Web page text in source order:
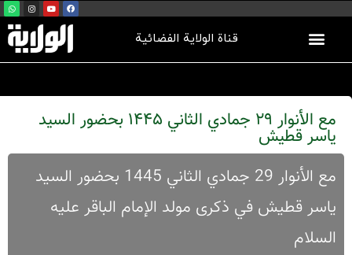
قناة الولاية الفضائية
مع الأنوار 29 جمادي الثاني 1445 بحضور السيد
ياسر قطيش
مع الأنوار 29 جمادي الثاني 1445 بحضور السيد
ياسر قطيش في ذكرى مولد الإمام الباقر عليه
السلام